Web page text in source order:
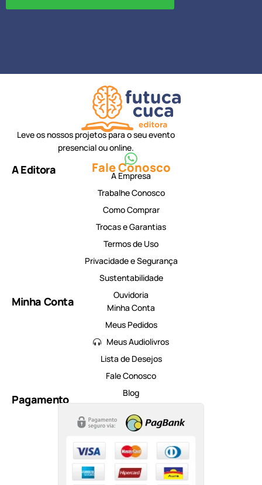
Leve os nossos projetos para o seu evento
presencial ou online.
Fale Conosco
A Editora
A Empresa
Trabalhe Conosco
Como Comprar
Trocas e Garantias
Termos de Uso
Privacidade e Segurança
Sustentabilidade
Ouvidoria
Minha Conta
Minha Conta
Meus Pedidos
Meus Audiolivros
Lista de Desejos
Fale Conosco
Blog
Pagamento